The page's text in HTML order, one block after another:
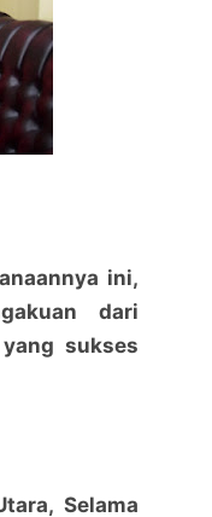
ini,
dari
sukses
Selama